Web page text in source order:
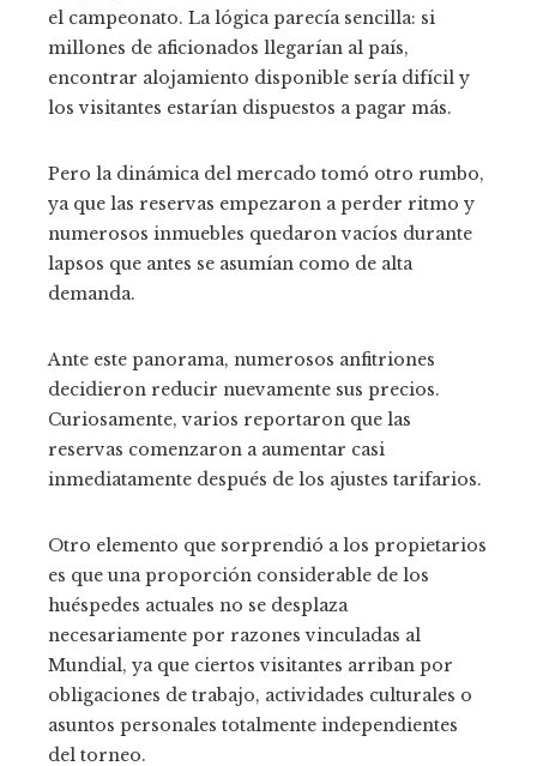
el campeonato. La lógica parecía sencilla: si
millones de aficionados llegarían al país,
encontrar alojamiento disponible sería difícil y
los visitantes estarían dispuestos a pagar más.
Pero la dinámica del mercado tomó otro rumbo,
ya que las reservas empezaron a perder ritmo y
numerosos inmuebles quedaron vacíos durante
lapsos que antes se asumían como de alta
demanda.
Ante este panorama, numerosos anfitriones
decidieron reducir nuevamente sus precios.
Curiosamente, varios reportaron que las
reservas comenzaron a aumentar casi
inmediatamente después de los ajustes tarifarios.
Otro elemento que sorprendió a los propietarios
es que una proporción considerable de los
huéspedes actuales no se desplaza
necesariamente por razones vinculadas al
Mundial, ya que ciertos visitantes arriban por
obligaciones de trabajo, actividades culturales o
asuntos personales totalmente independientes
del torneo.